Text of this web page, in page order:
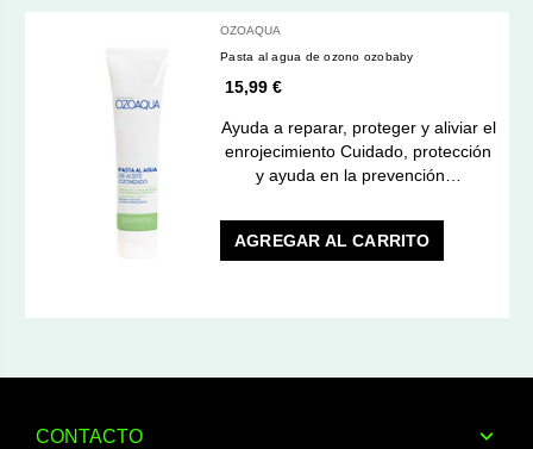
OZOAQUA
Pasta al agua de ozono ozobaby
15,99 €
Ayuda a reparar, proteger y aliviar el
enrojecimiento Cuidado, protección
y ayuda en la prevención…
AGREGAR AL CARRITO
CONTACTO